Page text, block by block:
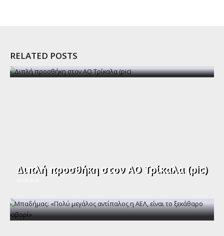
RELATED POSTS
Διπλή προσθήκη στον ΑΟ Τρίκαλα (pic)